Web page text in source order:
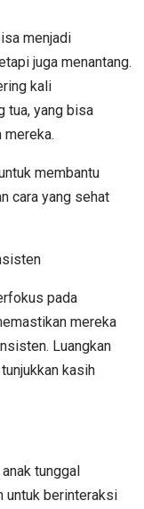
menjadi
juga menantang.
kali
tua, yang bisa
mereka.
membantu
cara yang sehat
pada
mereka
Luangkan
kasih
tunggal
untuk berinteraksi